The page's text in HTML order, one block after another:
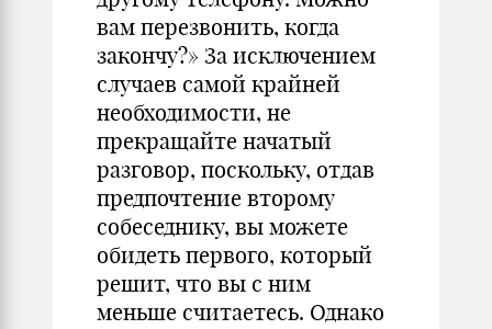
вам перезвонить, когда
закончу?» За исключением
случаев самой крайней
необходимости, не
прекращайте начатый
разговор, поскольку, отдав
предпочтение второму
собеседнику, вы можете
обидеть первого, который
решит, что вы с ним
меньше считаетесь. Однако